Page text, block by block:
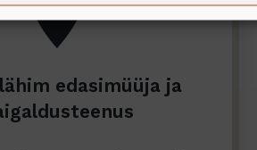
edasimüüja ja